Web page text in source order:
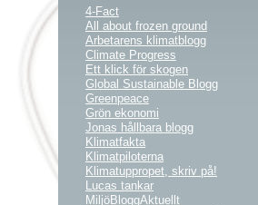
4-Fact
All about frozen ground
Arbetarens klimatblogg
Climate Progress
Ett klick för skogen
Global Sustainable Blogg
Greenpeace
Grön ekonomi
Jonas hållbara blogg
Klimatfakta
Klimatpiloterna
Klimatuppropet, skriv på!
Lucas tankar
MiljöBloggAktuellt